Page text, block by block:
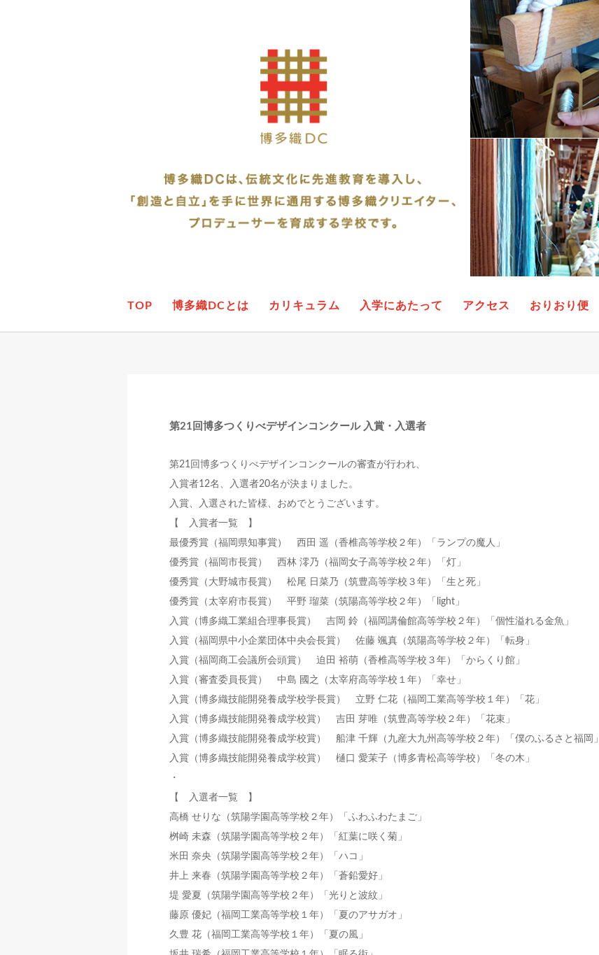
TOP 博多織DCとは カリキュラム 入学にあたって アクセス おりおり便
第21回博多つくりべデザインコンクール 入賞・入選者
第21回博多つくりべデザインコンクールの審査が行われ、
入賞者12名、入選者20名が決まりました。
入賞、入選された皆様、おめでとうございます。
【 入賞者一覧 】
最優秀賞（福岡県知事賞） 西田 遥（香椎高等学校２年）「ランプの魔人」
優秀賞（福岡市長賞） 西林 澪乃（福岡女子高等学校２年）「灯」
優秀賞（大野城市長賞） 松尾 日菜乃（筑豊高等学校３年）「生と死」
優秀賞（太宰府市長賞） 平野 瑠菜（筑陽高等学校２年）「light」
入賞（博多織工業組合理事長賞） 吉岡 鈴（福岡講倫館高等学校２年）「個性溢れる金魚」
入賞（福岡県中小企業団体中央会長賞） 佐藤 颯真（筑陽高等学校２年）「転身」
入賞（福岡商工会議所会頭賞） 迫田 裕萌（香椎高等学校３年）「からくり館」
入賞（審査委員長賞） 中島 國之（太宰府高等学校１年）「幸せ」
入賞（博多織技能開発養成学校学長賞） 立野 仁花（福岡工業高等学校１年）「花」
入賞（博多織技能開発養成学校賞） 吉田 芽唯（筑豊高等学校２年）「花束」
入賞（博多織技能開発養成学校賞） 船津 千輝（九産大九州高等学校２年）「僕のふるさと福岡」
入賞（博多織技能開発養成学校賞） 樋口 愛茉子（博多青松高等学校）「冬の木」
・
【 入選者一覧 】
高橋 せりな（筑陽学園高等学校２年）「ふわふわたまご」
桝崎 未森（筑陽学園高等学校２年）「紅葉に咲く菊」
米田 奈央（筑陽学園高等学校２年）「ハコ」
井上 来春（筑陽学園高等学校２年）「蒼鉛愛好」
堤 愛夏（筑陽学園高等学校２年）「光りと波紋」
藤原 優妃（福岡工業高等学校１年）「夏のアサガオ」
久豊 花（福岡工業高等学校１年）「夏の風」